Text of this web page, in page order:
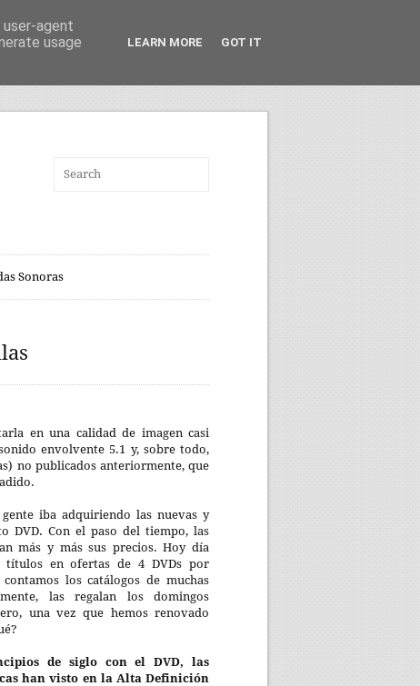
Sonoras
en una calidad de imagen casi
envolvente 5.1 y, sobre todo,
no publicados anteriormente, que
iba adquiriendo las nuevas y
DVD. Con el paso del tiempo, las
más y más sus precios. Hoy día
títulos en ofertas de 4 DVDs por
los catálogos de muchas
las regalan los domingos
una vez que hemos renovado
de siglo con el DVD, las
han visto en la Alta Definición
agent
usage
LEARN MORE GOT IT